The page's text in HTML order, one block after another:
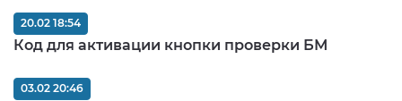
Код для активации кнопки проверки БМ
20.02 18:54
03.02 20:46